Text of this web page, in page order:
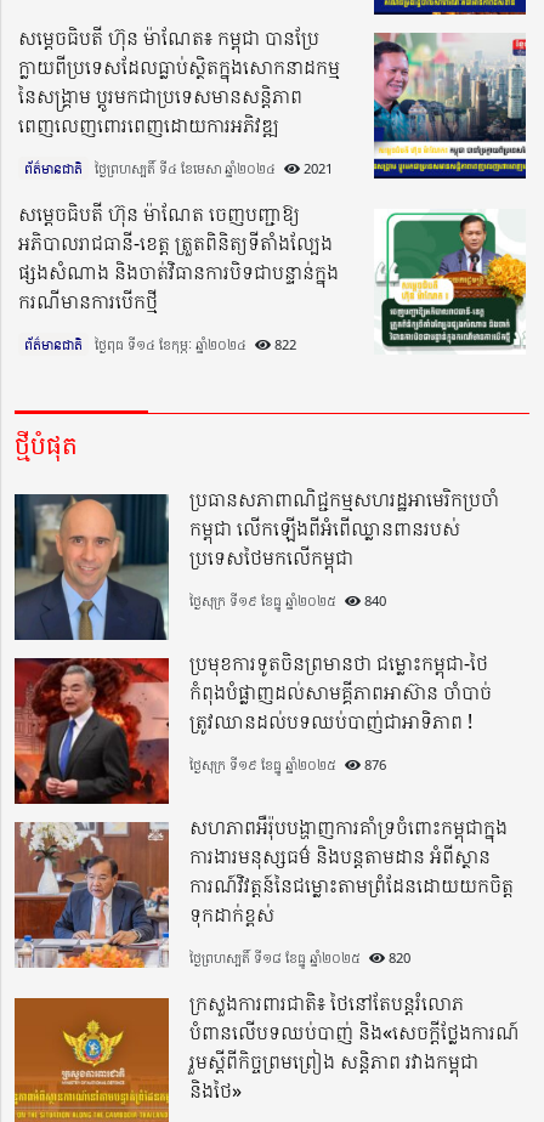
សម្ដេចធិបតី ហ៊ុន ម៉ាណែត៖ កម្ពុជា បានប្រែ
ក្លាយពីប្រទេសដែលធ្លាប់ស្ថិតក្នុងសោកនាដកម្ម
នៃសង្រ្គាម ប្ដូរមកជាប្រទេសមានសន្ដិភាព
ពេញលេញពោរពេញដោយការអភិវឌ្ឍ
ព័ត៌មានជាតិ ថ្ងៃព្រហស្បតិ៍ ទី៤ ខែមេសា ឆ្នាំ២០២៤​ 2021
សម្តេចធិបតី ហ៊ុន ម៉ាណែត ចេញបញ្ជាឱ្យ
អភិបាលរាជធានី-ខេត្ត ត្រួតពិនិត្យទីតាំងល្បែង
ផ្សងសំណាង និងចាត់វិធានការបិទជាបន្ទាន់ក្នុង
ករណីមានការបើកថ្មី
ព័ត៌មានជាតិ ថ្ងៃពុធ ទី១៤ ខែកុម្ភៈ ឆ្នាំ២០២៤​ 822
ថ្មីបំផុត
ប្រធានសភាពាណិជ្ជកម្មសហរដ្ឋអាមេរិកប្រចាំ
កម្ពុជា លើកឡើងពីអំពើឈ្លានពានរបស់
ប្រទេសថៃមកលើកម្ពុជា
ថ្ងៃសុក្រ ទី១៩ ខែធ្នូ ឆ្នាំ២០២៥ 840
ប្រមុខការទូតចិនព្រមានថា ជម្លោះកម្ពុជា-ថៃ
កំពុងបំផ្លាញដល់សាមគ្គីភាពអាស៊ាន ចាំបាច់
ត្រូវឈានដល់បទឈប់បាញ់ជាអាទិភាព !
ថ្ងៃសុក្រ ទី១៩ ខែធ្នូ ឆ្នាំ២០២៥ 876
សហភាពអឺរ៉ុបបង្ហាញការគាំទ្រចំពោះកម្ពុជាក្នុង
ការងារមនុស្សធម៌ និងបន្តតាមដាន អំពីស្ថាន
ការណ៍វិវត្តន៍នៃជម្លោះតាមព្រំដែនដោយយកចិត្ត
ទុកដាក់ខ្ពស់
ថ្ងៃព្រហស្បតិ៍ ទី១៨ ខែធ្នូ ឆ្នាំ២០២៥ 820
ក្រសួងការពារជាតិ៖ ថៃនៅតែបន្តរំលោភ
បំពានលើបទឈប់បាញ់ និង«សេចក្តីថ្លែងការណ៍
រួមស្តីពីកិច្ចព្រមព្រៀង សន្តិភាព រវាងកម្ពុជា
និងថៃ»